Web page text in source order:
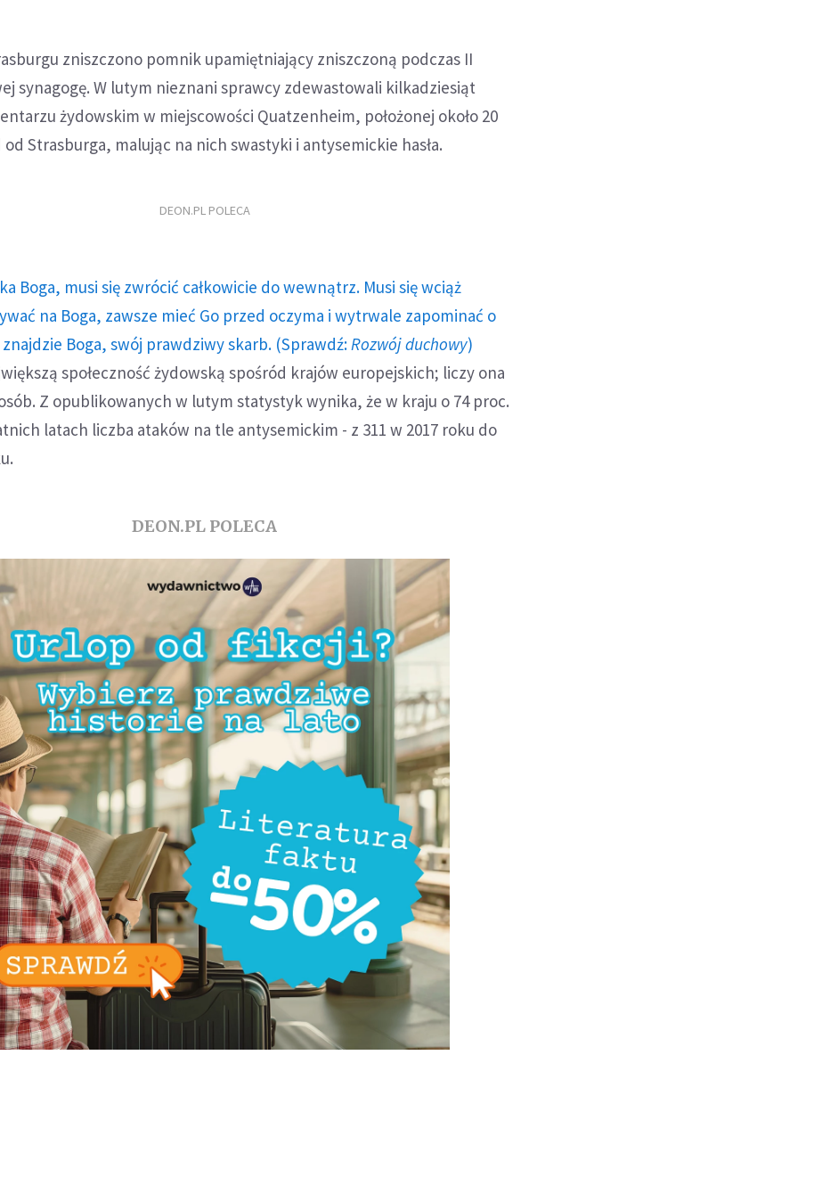
zniszczono pomnik upamiętniający zniszczoną podczas II
synagogę. W lutym nieznani sprawcy zdewastowali kilkadziesiąt
żydowskim w miejscowości Quatzenheim, położonej około 20
Strasburga, malując na nich swastyki i antysemickie hasła.
DEON.PL POLECA
Boga, musi się zwrócić całkowicie do wewnątrz. Musi się wciąż
na Boga, zawsze mieć Go przed oczyma i wytrwale zapominać o
Boga, swój prawdziwy skarb. (Sprawdź: Rozwój duchowy)
społeczność żydowską spośród krajów europejskich; liczy ona
Z opublikowanych w lutym statystyk wynika, że w kraju o 74 proc.
latach liczba ataków na tle antysemickim - z 311 w 2017 roku do
DEON.PL POLECA